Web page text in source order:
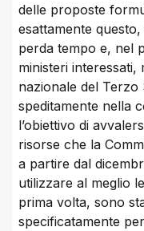
delle proposte
esattamente
perda tempo e, nel
ministeri interessati,
nazionale del
speditamente nella
l’obiettivo di
risorse che la
a partire dal
utilizzare al meglio
prima volta, sono
specificatamente